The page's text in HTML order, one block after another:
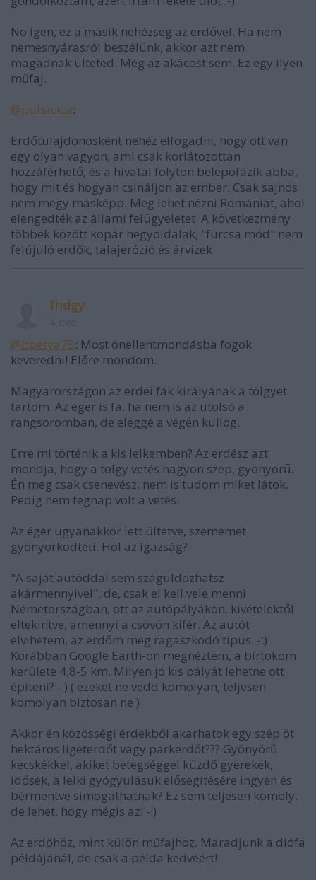
No igen, ez a másik nehézség az erdővel. Ha nem
nemesnyárasról beszélünk, akkor azt nem
magadnak ülteted. Még az akácost sem. Ez egy ilyen
műfaj.
@puhacica:
Erdőtulajdonosként nehéz elfogadni, hogy ott van
egy olyan vagyon, ami csak korlátozottan
hozzáférhető, és a hivatal folyton belepofázik abba,
hogy mit és hogyan csináljon az ember. Csak sajnos
nem megy másképp. Meg lehet nézni Romániát, ahol
elengedték az állami felügyeletet. A következmény
többek között kopár hegyoldalak, "furcsa mód" nem
felújuló erdők, talajerózió és árvizek.
fhdgy
@bpetya75: Most önellentmondásba fogok
keveredni! Előre mondom.
Magyarországon az erdei fák királyának a tölgyet
tartom. Az éger is fa, ha nem is az utolsó a
rangsoromban, de eléggé a végén kullog.
Erre mi történik a kis lelkemben? Az erdész azt
mondja, hogy a tölgy vetés nagyon szép, gyönyörű.
Én meg csak csenevész, nem is tudom miket látok.
Pedig nem tegnap volt a vetés.
Az éger ugyanakkor lett ültetve, szememet
gyönyörködteti. Hol az igazság?
"A saját autóddal sem száguldozhatsz
akármennyivel", de, csak el kell vele menni
Németországban, ott az autópályákon, kivételektől
eltekintve, amennyi a csövön kifér. Az autót
elvihetem, az erdőm meg ragaszkodó típus. -:)
Korábban Google Earth-ön megnéztem, a birtokom
kerülete 4,8-5 km. Milyen jó kis pályát lehetne ott
építeni? -:) ( ezeket ne vedd komolyan, teljesen
komolyan biztosan ne )
Akkor én közösségi érdekből akarhatok egy szép öt
hektáros ligeterdőt vagy parkerdőt??? Gyönyörű
kecskékkel, akiket betegséggel küzdő gyerekek,
idősek, a lelki gyógyulásuk elősegítésére ingyen és
bérmentve simogathatnak? Ez sem teljesen komoly,
de lehet, hogy mégis az! -:)
Az erdőhöz, mint külön műfajhoz. Maradjunk a diófa
példájánál, de csak a példa kedvéért!